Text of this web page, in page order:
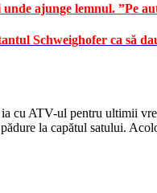
ajunge lemnul. ”Pe
Schweighofer ca să
cu ATV-ul pentru ultimii
la capătul satului.